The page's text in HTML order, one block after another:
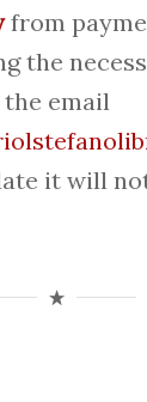
from
the
the email
it will